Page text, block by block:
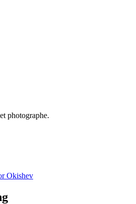
photographe.
Okishev